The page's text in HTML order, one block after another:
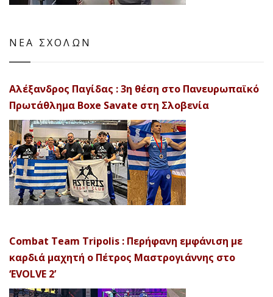
ΝΕΑ ΣΧΟΛΩΝ
Αλέξανδρος Παγίδας : 3η θέση στο Πανευρωπαϊκό
Πρωτάθλημα Boxe Savate στη Σλοβενία
Combat Team Tripolis : Περήφανη εμφάνιση με
καρδιά μαχητή ο Πέτρος Μαστρογιάννης στο
‘EVOLVE 2’